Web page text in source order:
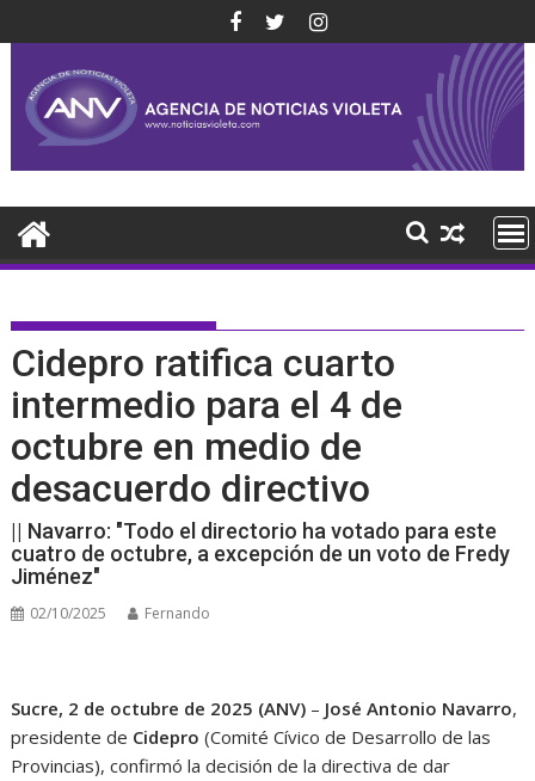
al
contenido
Cidepro ratifica cuarto
intermedio para el 4 de
octubre en medio de
desacuerdo directivo
|| Navarro: "Todo el directorio ha votado para este
cuatro de octubre, a excepción de un voto de Fredy
Jiménez"
02/10/2025 Fernando
Sucre, 2 de octubre de 2025 (ANV) – José Antonio Navarro,
presidente de Cidepro (Comité Cívico de Desarrollo de las
Provincias), confirmó la decisión de la directiva de dar